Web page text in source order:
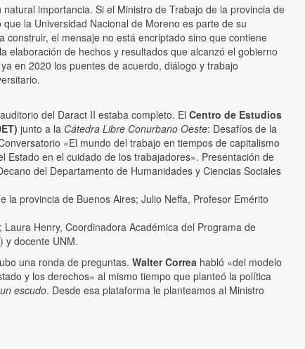
importancia. Si el Ministro de Trabajo de la provincia de
la Universidad Nacional de Moreno es parte de su
construir, el mensaje no está encriptado sino que contiene
elaboración de hechos y resultados que alcanzó el gobierno
en 2020 los puentes de acuerdo, diálogo y trabajo
del Daract II estaba completo. El Centro de Estudios
junto a la Cátedra Libre Conurbano Oeste: Desafíos de la
«El mundo del trabajo en tiempos de capitalismo
Estado en el cuidado de los trabajadores». Presentación de
del Departamento de Humanidades y Ciencias Sociales
la provincia de Buenos Aires; Julio Neffa, Profesor Emérito
Henry, Coordinadora Académica del Programa de
y docente UNM.
una ronda de preguntas. Walter Correa habló «del modelo
y los derechos» al mismo tiempo que planteó la política
un escudo. Desde esa plataforma le planteamos al Ministro